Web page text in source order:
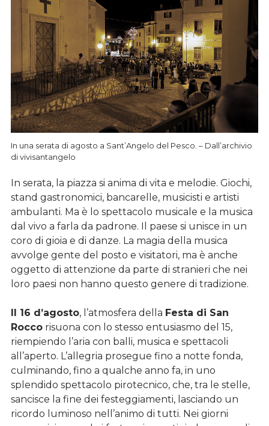
In una serata di agosto a Sant’Angelo del Pesco. – Dall’archivio
di vivisantangelo
In serata, la piazza si anima di vita e melodie. Giochi,
stand gastronomici, bancarelle, musicisti e artisti
ambulanti. Ma è lo spettacolo musicale e la musica
dal vivo a farla da padrone. Il paese si unisce in un
coro di gioia e di danze. La magia della musica
avvolge gente del posto e visitatori, ma è anche
oggetto di attenzione da parte di stranieri che nei
loro paesi non hanno questo genere di tradizione.
Il 16 d’agosto, l’atmosfera della Festa di San
Rocco risuona con lo stesso entusiasmo del 15,
riempiendo l’aria con balli, musica e spettacoli
all’aperto. L’allegria prosegue fino a notte fonda,
culminando, fino a qualche anno fa, in uno
splendido spettacolo pirotecnico, che, tra le stelle,
sancisce la fine dei festeggiamenti, lasciando un
ricordo luminoso nell’animo di tutti. Nei giorni